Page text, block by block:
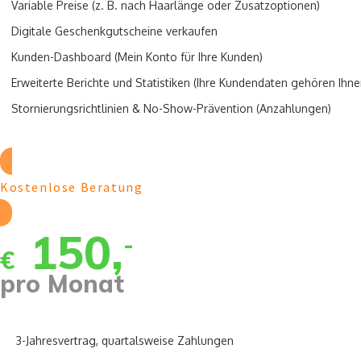
Variable Preise (z. B. nach Haarlänge oder Zusatzoptionen)
Digitale Geschenkgutscheine verkaufen
Kunden-Dashboard (Mein Konto für Ihre Kunden)
Erweiterte Berichte und Statistiken (Ihre Kundendaten gehören
Stornierungsrichtlinien & No-Show-Prävention (Anzahlungen)
Kostenlose Beratung
€ 150,-
pro Monat
3-Jahresvertrag, quartalsweise Zahlungen